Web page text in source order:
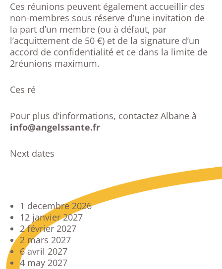
Ces réunions peuvent également accueillir des
non-membres sous réserve d’une invitation de
la part d’un membre (ou à défaut, par
l’acquittement de 50 €) et de la signature d’un
accord de confidentialité et ce dans la limite de
2réunions maximum.
Ces ré
Pour plus d’informations, contactez Albane à
info@angelssante.fr
Next dates
1 decembre 2026
12 janvier 2027
2 février 2027
2 mars 2027
6 avril 2027
4 may 2027